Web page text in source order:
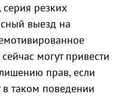
, серия резких
выезд на
могут привести
прав, если
в таком поведении